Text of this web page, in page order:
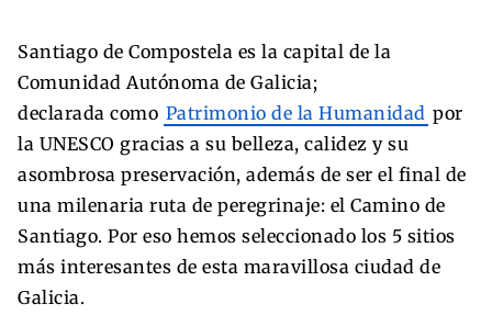
Santiago de Compostela es la capital de la
Comunidad Autónoma de Galicia;
declarada como Patrimonio de la Humanidad por
la UNESCO gracias a su belleza, calidez y su
asombrosa preservación, además de ser el final de
una milenaria ruta de peregrinaje: el Camino de
Santiago. Por eso hemos seleccionado los 5 sitios
más interesantes de esta maravillosa ciudad de
Galicia.